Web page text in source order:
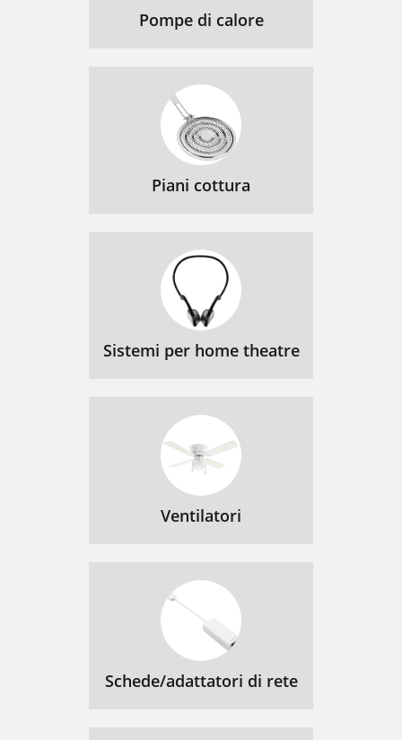
Pompe di calore
Piani cottura
Sistemi per home theatre
Ventilatori
Schede/adattatori di rete